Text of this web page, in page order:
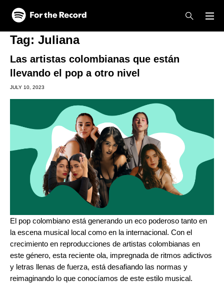
Skip to main content
Skip to footer
Tag: Juliana
Las artistas colombianas que están
llevando el pop a otro nivel
JULY 10, 2023
El pop colombiano está generando un eco poderoso tanto en
la escena musical local como en la internacional. Con el
crecimiento en reproducciones de artistas colombianas en
este género, esta reciente ola, impregnada de ritmos adictivos
y letras llenas de fuerza, está desafiando las normas y
reimaginando lo que conocíamos de este estilo musical.